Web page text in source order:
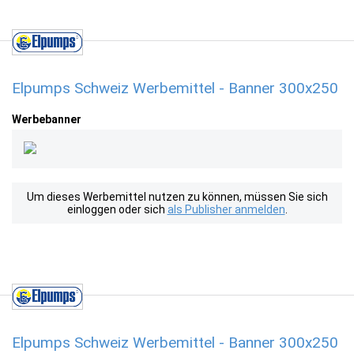
Elpumps Schweiz Werbemittel - Banner 300x250
Werbebanner
Um dieses Werbemittel nutzen zu können, müssen Sie sich
einloggen oder sich als Publisher anmelden
Elpumps Schweiz Werbemittel - Banner 300x250